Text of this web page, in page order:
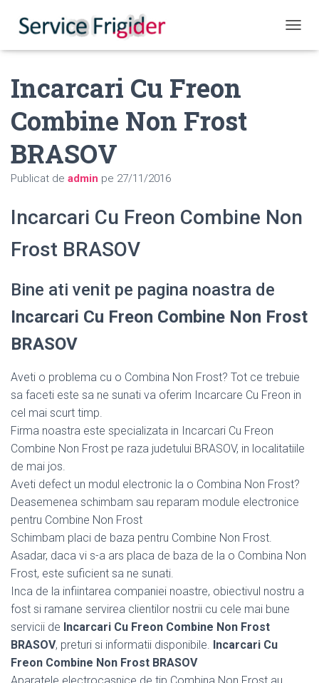
Incarcari Cu Freon
Combine Non Frost
BRASOV
Publicat de admin pe 27/11/2016
Incarcari Cu Freon Combine Non
Frost BRASOV
Bine ati venit pe pagina noastra de
Incarcari Cu Freon Combine Non Frost
BRASOV
Aveti o problema cu o Combina Non Frost? Tot ce trebuie
sa faceti este sa ne sunati va oferim Incarcare Cu Freon in
cel mai scurt timp.
Firma noastra este specializata in Incarcari Cu Freon
Combine Non Frost pe raza judetului BRASOV, in localitatiile
de mai jos.
Aveti defect un modul electronic la o Combina Non Frost?
Deasemenea schimbam sau reparam module electronice
pentru Combine Non Frost
Schimbam placi de baza pentru Combine Non Frost.
Asadar, daca vi s-a ars placa de baza de la o Combina Non
Frost, este suficient sa ne sunati.
Inca de la infiintarea companiei noastre, obiectivul nostru a
fost si ramane servirea clientilor nostrii cu cele mai bune
servicii de Incarcari Cu Freon Combine Non Frost
BRASOV, preturi si informatii disponibile. Incarcari Cu
Freon Combine Non Frost BRASOV